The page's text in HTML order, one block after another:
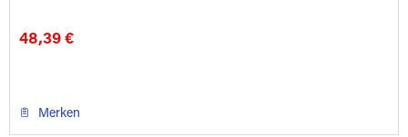
48,39 €
Merken